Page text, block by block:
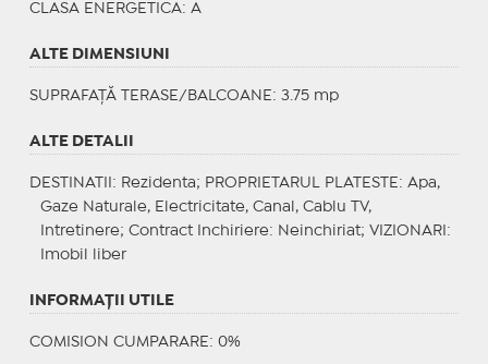
CLASA ENERGETICA: A
ALTE DIMENSIUNI
SUPRAFAȚĂ TERASE/BALCOANE: 3.75 mp
ALTE DETALII
DESTINATII : Rezidenta; PROPRIETARUL PLATESTE : Apa,
Gaze Naturale, Electricitate, Canal, Cablu TV,
Intretinere; Contract Inchiriere: Neinchiriat; VIZIONARI :
Imobil liber
INFORMAŢII UTILE
COMISION CUMPARARE: 0%